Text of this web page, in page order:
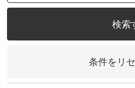
検索
条件をリ